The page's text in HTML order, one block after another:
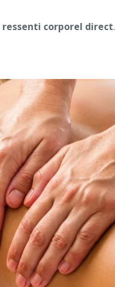
ressenti corporel direct.